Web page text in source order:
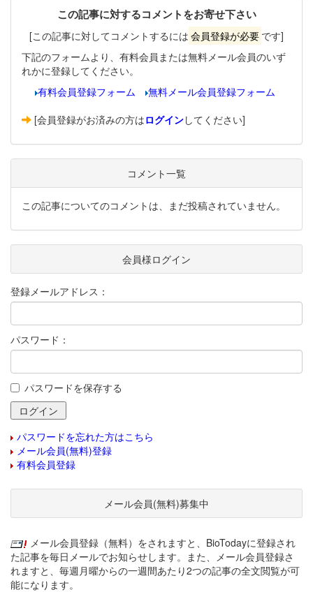
この記事に対するコメントをお寄せ下さい
[この記事に対してコメントするには 会員登録が必要 です]
下記のフォームより、有料会員または無料メール会員のいず
れかに登録してください。
有料会員登録フォーム
無料メール会員登録フォーム
[会員登録がお済みの方はログインしてください]
コメント一覧
この記事についてのコメントは、まだ投稿されていません。
会員様ログイン
登録メールアドレス：
パスワード：
パスワードを保存する
パスワードを忘れた方はこちら
メール会員(無料)登録
有料会員登録
メール会員(無料)募集中
メール会員登録（無料）をされますと、BioTodayに登録され
た記事を毎日メールでお知らせします。また、メール会員登録さ
れますと、毎週月曜からの一週間あたり2つの記事の全文閲覧が可
能になります。